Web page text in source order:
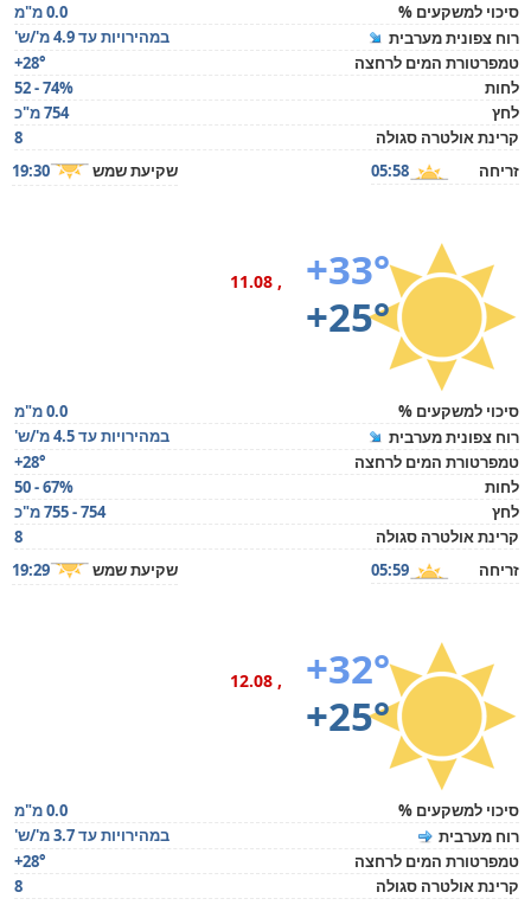
סיכוי למשקעים %
0.0 מ"מ
רוח צפונית מערבית
במהירויות עד 4.9 מ'/ש'
טמפרטורת המים לרחצה
+28°
לחות
52 - 74%
לחץ
754 מ"כ
קרינת אולטרה סגולה
8
זריחה
05:58 שקיעת שמש 19:30
+33°
+25°
, 11.08
סיכוי למשקעים %
0.0 מ"מ
רוח צפונית מערבית
במהירויות עד 4.5 מ'/ש'
טמפרטורת המים לרחצה
+28°
לחות
50 - 67%
לחץ
754 - 755 מ"כ
קרינת אולטרה סגולה
8
זריחה
05:59 שקיעת שמש 19:29
+32°
+25°
, 12.08
סיכוי למשקעים %
0.0 מ"מ
רוח מערבית
במהירויות עד 3.7 מ'/ש'
טמפרטורת המים לרחצה
+28°
קרינת אולטרה סגולה
8